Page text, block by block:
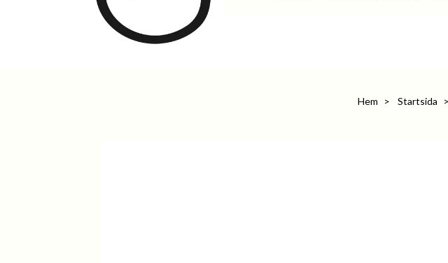
Hem Startsida